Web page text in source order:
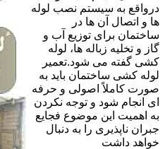
درواقع به سیستم نصب لوله
ها و اتصال آن ها در
ساختمان برای توزیع آب و
گاز و تخلیه زباله ها، لوله
کشی گفته می شود.تعمیر
لوله کشی ساختمان باید به
صورت کاملاً اصولی و حرفه
ای انجام شود و توجه نکردن
به اهمیت این موضوع فجایع
جبران ناپذیری را به دنبال
خواهد داشت